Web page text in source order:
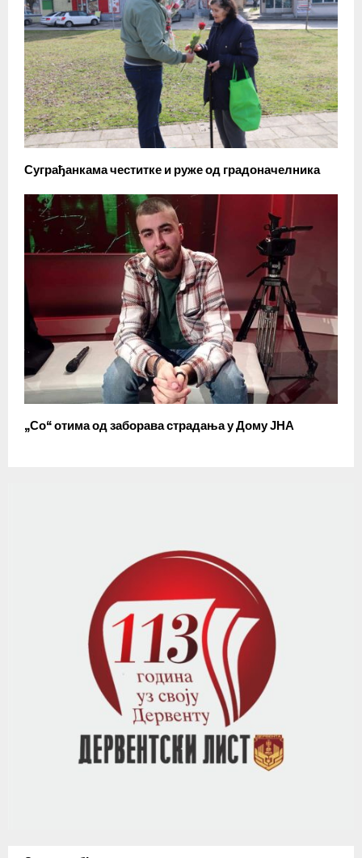
Суграђанкама честитке и руже од градоначелника
„Со“ отима од заборава страдања у Дому ЈНА